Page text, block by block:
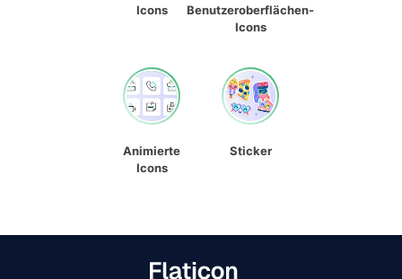
Icons
Benutzeroberflächen-
Icons
Animierte
Icons
Sticker